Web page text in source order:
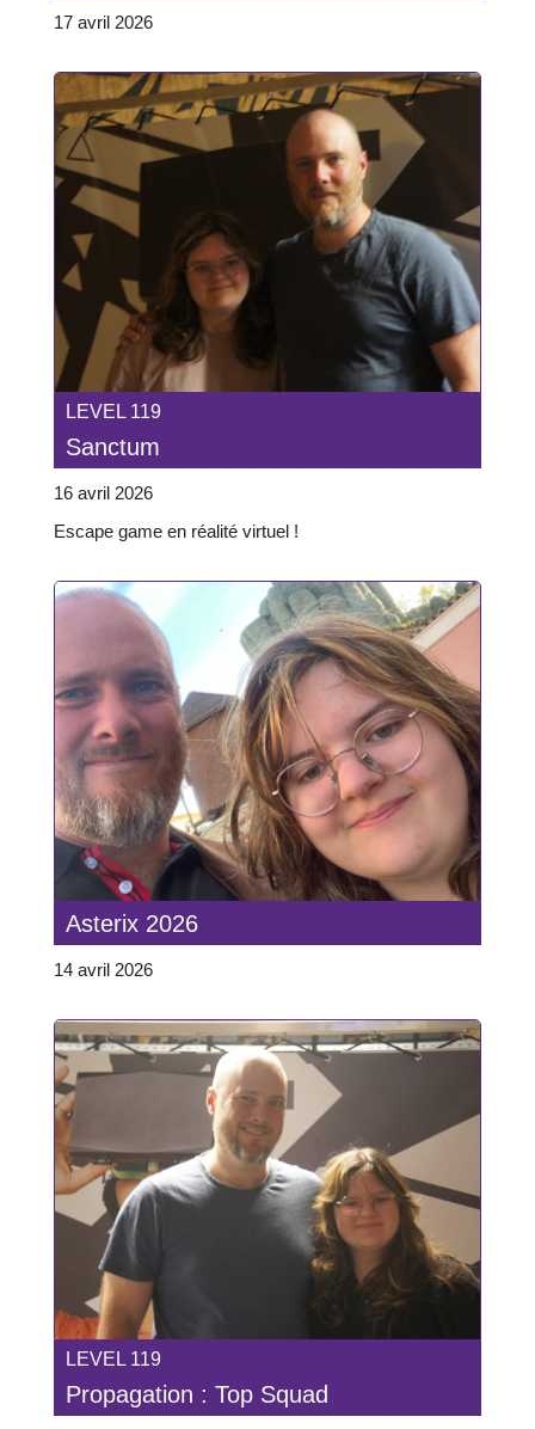
17 avril 2026
LEVEL 119
Sanctum
16 avril 2026
Escape game en réalité virtuel !
Asterix 2026
14 avril 2026
LEVEL 119
Propagation : Top Squad